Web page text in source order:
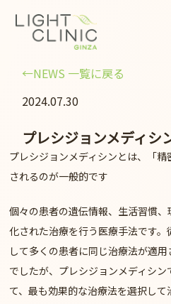
←NEWS 一覧に戻る
2024.07.30
プレシジョンメディシ
プレシジョンメディシンとは、「
されるのが一般的です
個々の患者の遺伝情報、生活習慣
化された治療を行う医療手法です
して多くの患者に同じ治療法が適
でしたが、プレシジョンメディシ
て、最も効果的な治療法を選択して